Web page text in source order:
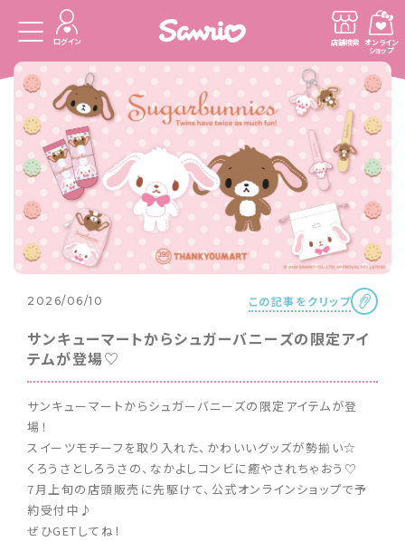
ログイン 店舗検索 オンライン
ショップ
2026/06/10 この記事をクリップ
サンキューマートからシュガーバニーズの限定アイ
テムが登場♡
サンキューマートからシュガーバニーズの限定アイテムが登
場！
スイーツモチーフを取り入れた、かわいいグッズが勢揃い☆
くろうさとしろうさの、なかよしコンビに癒やされちゃおう♡
7月上旬の店頭販売に先駆けて、公式オンラインショップで予
約受付中♪
ぜひGETしてね！